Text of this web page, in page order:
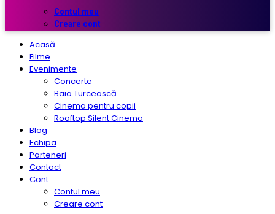
Contul meu
Creare cont
Acasă
Filme
Evenimente
Concerte
Baia Turcească
Cinema pentru copii
Rooftop Silent Cinema
Blog
Echipa
Parteneri
Contact
Cont
Contul meu
Creare cont